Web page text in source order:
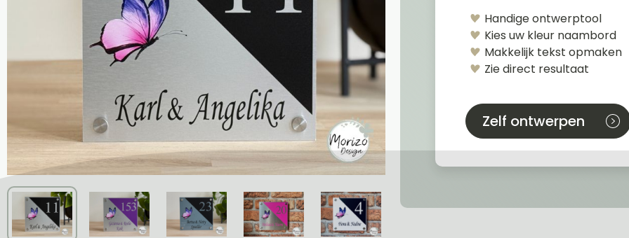
Handige ontwerptool
Kies uw kleur naambord
Makkelijk tekst opmaken
Zie direct resultaat
Zelf ontwerpen